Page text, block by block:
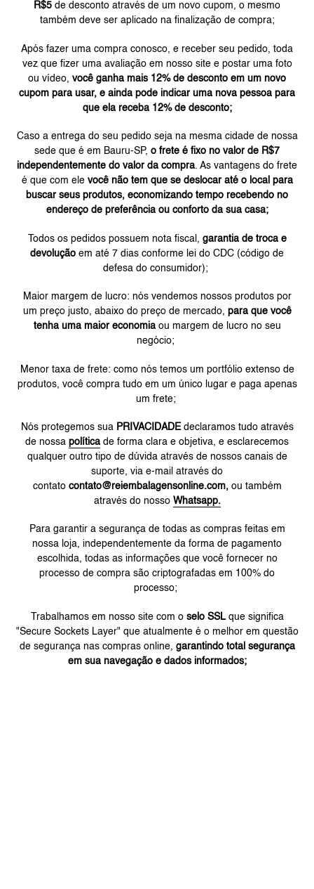
R$5 de desconto através de um novo cupom, o mesmo
também deve ser aplicado na finalização de compra;
Após fazer uma compra conosco, e receber seu pedido, toda
vez que fizer uma avaliação em nosso site e postar uma foto
ou vídeo, você ganha mais 12% de desconto em um novo
cupom para usar, e ainda pode indicar uma nova pessoa para
que ela receba 12% de desconto;
Caso a entrega do seu pedido seja na mesma cidade de nossa
sede que é em Bauru-SP, o frete é fixo no valor de R$7
independentemente do valor da compra. As vantagens do frete
é que com ele você não tem que se deslocar até o local para
buscar seus produtos, economizando tempo recebendo no
endereço de preferência ou conforto da sua casa;
Todos os pedidos possuem nota fiscal, garantia de troca e
devolução em até 7 dias conforme lei do CDC (código de
defesa do consumidor);
Maior margem de lucro: nós vendemos nossos produtos por
um preço justo, abaixo do preço de mercado, para que você
tenha uma maior economiaou margem de lucro no seu
negócio;
Menor taxa de frete: como nós temos um portfólio extenso de
produtos, você compra tudo em um único lugar e paga apenas
um frete;
Nós protegemos sua PRIVACIDADE declaramos tudo através
de nossa política de forma clara e objetiva, e esclarecemos
qualquer outro tipo de dúvida através de nossos canais de
suporte, via e-mail através do
contato contato@reiembalagensonline.com,ou também
através do nosso Whatsapp.
Para garantir a segurança de todas as compras feitas em
nossa loja, independentemente da forma de pagamento
escolhida, todas as informações que você fornecer no
processo de compra são criptografadas em 100% do
processo;
Trabalhamos em nosso site com o selo SSLque significa
"Secure Sockets Layer" que atualmente é o melhor em questão
de segurança nas compras online, garantindo total segurança
em sua navegação e dados informados;